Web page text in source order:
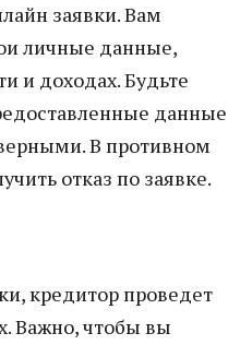
заявки. Вам
личные данные,
и доходах. Будьте
данные
В противном
отказ по заявке.
кредитор проведет
Важно, чтобы вы